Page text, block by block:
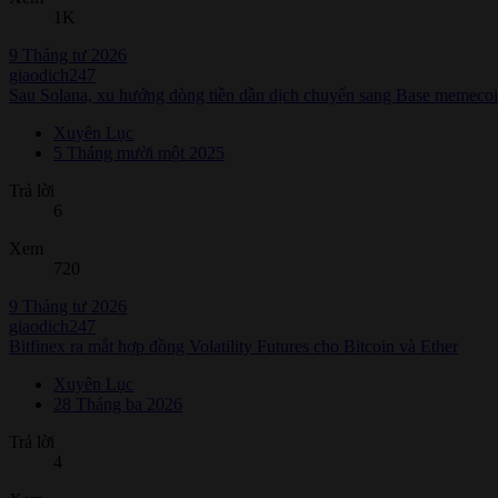
1K
9 Tháng tư 2026
giaodich247
Sau Solana, xu hướng dòng tiền dần dịch chuyển sang Base
Xuyên Lục
5 Tháng mười một 2025
Trả lời
6
Xem
720
9 Tháng tư 2026
giaodich247
Bitfinex ra mắt hợp đồng Volatility Futures cho Bitcoin và Ether
Xuyên Lục
28 Tháng ba 2026
Trả lời
4